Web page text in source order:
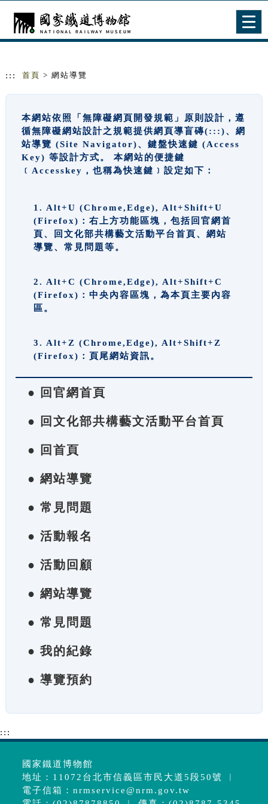
::: 首頁 > 網站導覽
本網站依照「無障礙網頁開發規範」原則設計，遵
循無障礙網站設計之規範提供網頁導盲磚(:::)、網
站導覽 (Site Navigator)、鍵盤快速鍵 (Access
Key) 等設計方式。 本網站的便捷鍵
﹝Accesskey，也稱為快速鍵﹞設定如下：
1. Alt+U (Chrome,Edge), Alt+Shift+U
(Firefox)：右上方功能區塊，包括回官網首
頁、回文化部共構藝文活動平台首頁、網站
導覽、常見問題等。
2. Alt+C (Chrome,Edge), Alt+Shift+C
(Firefox)：中央內容區塊，為本頁主要內容
區。
3. Alt+Z (Chrome,Edge), Alt+Shift+Z
(Firefox)：頁尾網站資訊。
● 回官網首頁
● 回文化部共構藝文活動平台首頁
● 回首頁
● 網站導覽
● 常見問題
● 活動報名
● 活動回顧
● 網站導覽
● 常見問題
● 我的紀錄
● 導覽預約
:::
國家鐵道博物館
地址：11072台北市信義區市民大道5段50號 ︱
電子信箱：nrmservice@nrm.gov.tw